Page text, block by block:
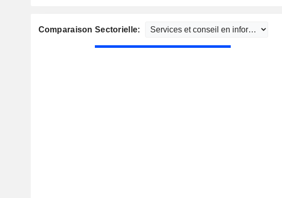
Comparaison Sectorielle: